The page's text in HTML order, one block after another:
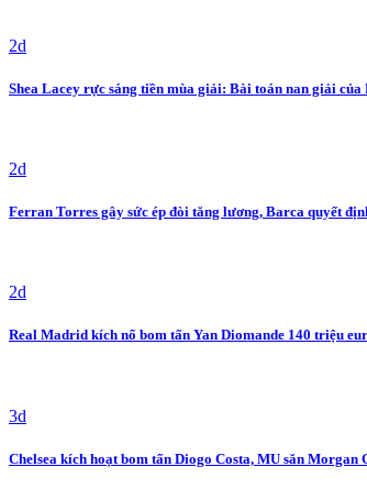
2d
Shea Lacey rực sáng tiền mùa giải: Bài toán nan giải
2d
Ferran Torres gây sức ép đòi tăng lương, Barca quyết
2d
Real Madrid kích nổ bom tấn Yan Diomande 140 triệu
3d
Chelsea kích hoạt bom tấn Diogo Costa, MU săn Morgan